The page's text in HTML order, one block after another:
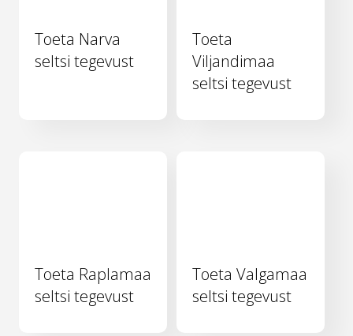
Toeta Narva
seltsi tegevust
Toeta
Viljandimaa
seltsi tegevust
Toeta Raplamaa
seltsi tegevust
Toeta Valgamaa
seltsi tegevust